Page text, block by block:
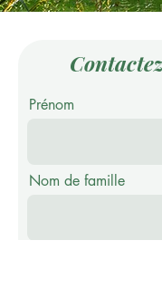
Prénom
Nom de famille